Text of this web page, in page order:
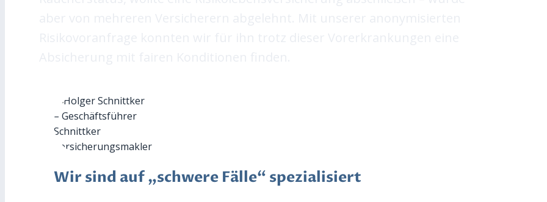
Wir sind auf „schwere Fälle“ spezialisiert